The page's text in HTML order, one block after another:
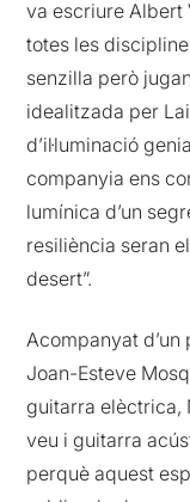
va escriure Albert
totes les
senzilla però
idealitzada per
d’il·luminació
companyia ens
lumínica d’un
resiliència seran
desert”.
Acompanyat
Joan-Esteve
guitarra elèctrica,
veu i guitarra
perquè aquest